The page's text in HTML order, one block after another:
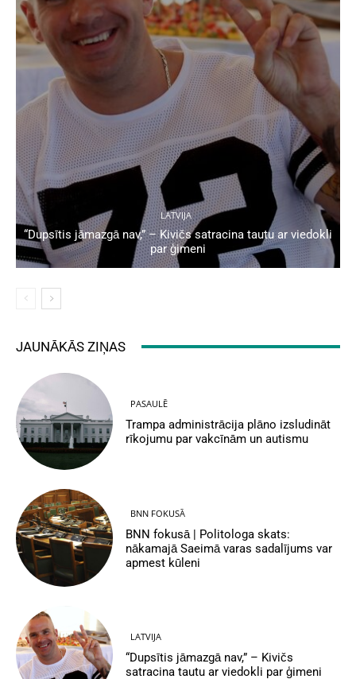
LATVIJA
“Dupsītis jāmazgā nav,” – Kivičs satracina tautu ar viedokli
par ģimeni
JAUNĀKĀS ZIŅAS
PASAULĒ
Trampa administrācija plāno izsludināt
rīkojumu par vakcīnām un autismu
BNN FOKUSĀ
BNN fokusā | Politologa skats:
nākamajā Saeimā varas sadalījums var
apmest kūleni
LATVIJA
“Dupsītis jāmazgā nav,” – Kivičs
satracina tautu ar viedokli par ģimeni